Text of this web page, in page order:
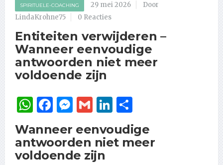
SPIRITUELE-COACHING 29 mei 2026
Door
LindaKrohne75
0 Reacties
Entiteiten verwijderen –
Wanneer eenvoudige
antwoorden niet meer
voldoende zijn
WhatsApp
Facebook
Messenger
GmailLinkedIn
Wanneer eenvoudige
antwoorden niet meer
voldoende zijn